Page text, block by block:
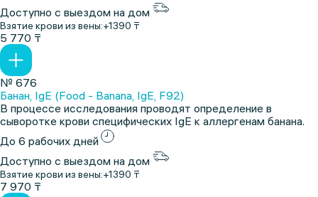
Доступно с выездом на дом
Взятие крови из вены:+1390 ₸
5 770 ₸
№ 676
Банан, IgE (Food - Banana, IgE, F92)
В процессе исследования проводят определение в
сыворотке крови специфических IgE к аллергенам банана.
До 6 рабочих дней
Доступно с выездом на дом
Взятие крови из вены:+1390 ₸
7 970 ₸